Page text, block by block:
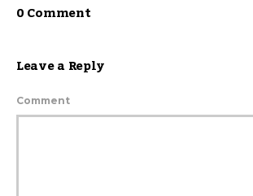
0 Comment
Leave a Reply
Comment